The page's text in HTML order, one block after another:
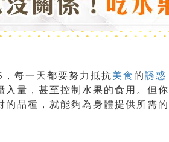
，每一天都要努力抵抗美食 的誘惑
入量，甚至控制水果的食用。但
的品種，就能夠為身體提供所需的